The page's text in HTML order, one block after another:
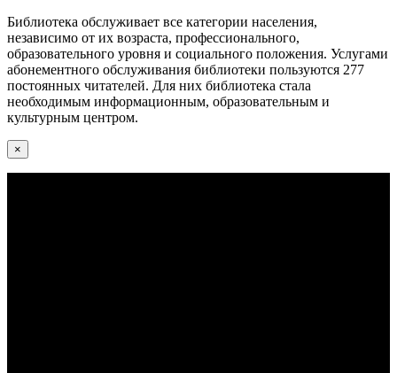
Библиотека обслуживает все категории населения,
независимо от их возраста, профессионального,
образовательного уровня и социального положения. Услугами
абонементного обслуживания библиотеки пользуются 277
постоянных читателей. Для них библиотека стала
необходимым информационным, образовательным и
культурным центром.
×